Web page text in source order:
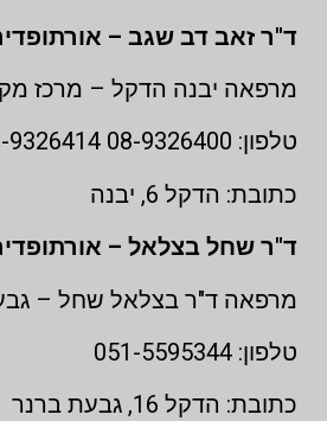
ד"ר זאב דב שגב –
מרפאה יבנה הדקל – מרכז
טלפון: 08-9326400 08-9326414
כתובת: הדקל 6, יבנה
ד"ר שחל בצלאל –
מרפאה ד"ר בצלאל שחל –
טלפון: 051-5595344
כתובת: הדקל 16, גבעת ברנר